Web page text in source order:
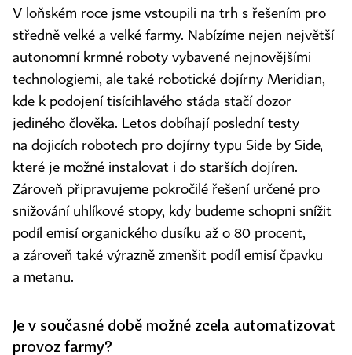
V loňském roce jsme vstoupili na trh s řešením pro
středně velké a velké farmy. Nabízíme nejen největší
autonomní krmné roboty vybavené nejnovějšími
technologiemi, ale také robotické dojírny Meridian,
kde k podojení tisícihlavého stáda stačí dozor
jediného člověka. Letos dobíhají poslední testy
na dojicích robotech pro dojírny typu Side by Side,
které je možné instalovat i do starších dojíren.
Zároveň připravujeme pokročilé řešení určené pro
snižování uhlíkové stopy, kdy budeme schopni snížit
podíl emisí organického dusíku až o 80 procent,
a zároveň také výrazně zmenšit podíl emisí čpavku
a metanu.
Je v současné době možné zcela automatizovat
provoz farmy?